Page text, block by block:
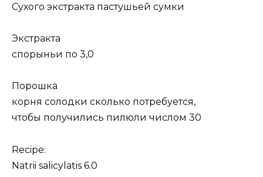
Сухого экстракта пастушьей сумки
Экстракта
спорыньи по 3,0
Порошка
корня солодки сколько потребуется,
чтобы получились пилюли числом 30
Recipe:
Natrii salicylatis 6.0